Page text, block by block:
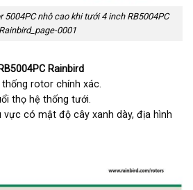
5004PC nhô cao khi tưới 4 inch RB5004PC
Rainbird_page-0001
Rainbird
rotor chính xác.
thọ hệ thống tưới.
vực có mật độ cây xanh dày, địa hình